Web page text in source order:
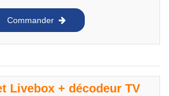
Commander
Livebox + décodeur TV